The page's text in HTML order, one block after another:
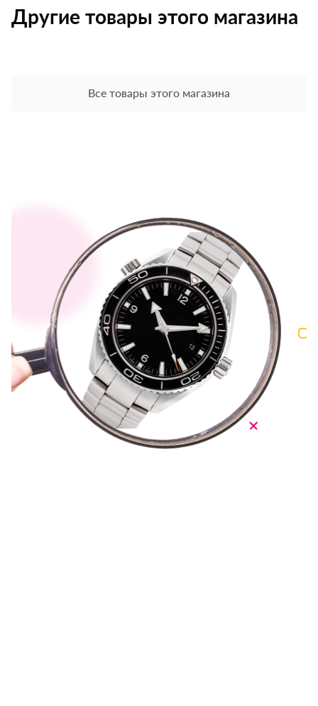
Другие товары этого магазина
Все товары этого магазина